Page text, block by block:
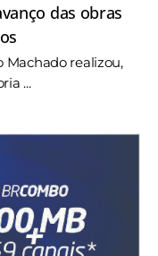
das obras
Machado realizou,
...